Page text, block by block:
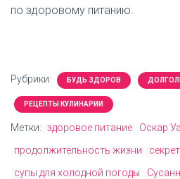
по здоровому питанию.
Рубрики: БУДЬ ЗДОРОВ
РЕЦЕПТЫ КУЛИНАРИИ
Метки: здоровое питание
Оскар
продолжительность жизни
супы для холодной погоды